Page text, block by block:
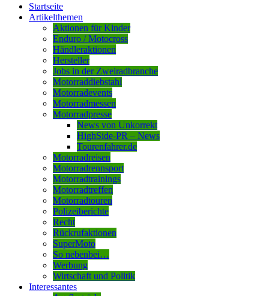
Startseite
Artikelthemen
Aktionen für Kinder
Enduro / Motocross
Händleraktionen
Hersteller
Jobs in der Zweiradbranche
Motorraddiebstahl
Motorradevents
Motorradmessen
Motorradpresse
News von Unkorrekt
HighSide-PR – News
Tourenfahrer.de
Motorradreisen
Motorradrennsport
Motorradtrainings
Motorradtreffen
Motorradtouren
Polizeiberichte
Recht
Rückrufaktionen
SuperMoto
So nebenbei…
Werbung
Wirtschaft und Politik
Interessantes